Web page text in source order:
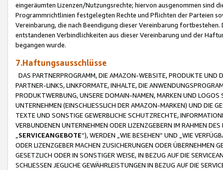
eingeräumten Lizenzen/Nutzungsrechte; hiervon ausgenommen sind
Programmrichtlinien festgelegten Rechte und Pflichten der Parteien
Vereinbarung, die nach Beendigung dieser Vereinbarung
entstandenen Verbindlichkeiten aus dieser Vereinbarung und der
begangen wurde.
7.Haftungsausschlüsse
DAS PARTNERPROGRAMM, DIE AMAZON-WEBSITE, PRODUKTE UND
PARTNER-LINKS, LINKFORMATE, INHALTE, DIE
PRODUKTWERBUNG, UNSERE DOMAIN-NAMEN, MARKEN UND
UNTERNEHMEN (EINSCHLIESSLICH DER AMAZON-MARKEN) UND DIE
TEXTE UND SONSTIGE GEWERBLICHE SCHUTZRECHTE,
VERBUNDENEN UNTERNEHMEN ODER LIZENZGEBERN IM RAHMEN
SERVICEANGEBOTE“), WERDEN „WIE BESEHEN“ UND „WIE
ODER LIZENZGEBER MACHEN ZUSICHERUNGEN ODER ÜBERNEHMEN
GESETZLICH ODER IN SONSTIGER WEISE, IN BEZUG AUF DIE
SCHLIESSEN JEGLICHE GEWÄHRLEISTUNGEN IN BEZUG AUF DIE